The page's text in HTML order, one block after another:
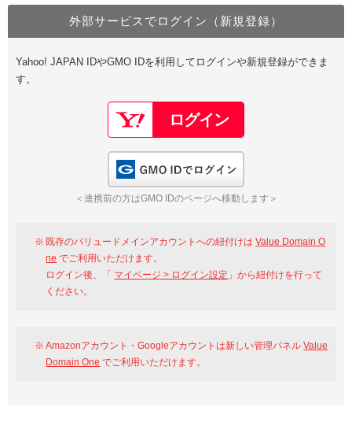
Value Domain Oneにログイン
Google
GMO ID Amazon
※AmazonはValue Domain Oneのログイン画面へ遷移します
Value Domain Oneアカウント作成
以下でも登録可能
Google Yahoo!
GMO ID
外部サービスでログイン（新規登録）
Yahoo! JAPAN IDやGMO IDを利用してログインや新規登録ができま
す。
＜連携前の方はGMO IDのページへ移動します＞
既存のバリュードメインアカウントへの紐付けはValue Domain O
ne でご利用いただけます。
ログイン後、「 マイページ > ログイン設定 」から紐付けを行って
ください。
Amazonアカウント・Googleアカウントは新しい管理パネルValue
Domain One でご利用いただけます。